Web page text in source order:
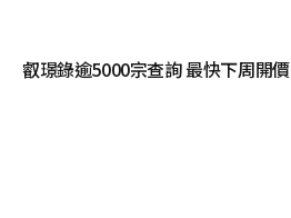
叡璟錄逾5000宗查詢 最快下周開價